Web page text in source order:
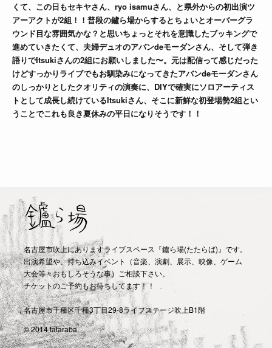
くて、この日もセキヤさん、ryo isamuさん、と県外からの初出演ツ
アーアクトが2組！！普段の鑪ら場からするとちょいとオーバーグラ
ウンド目な雰囲気かな？と思いちょっとそれを意識したブッキングで
進めていきたくて、夫婦デュオのアバンdeモーダンさん、そして弾き
語りでItsukiさんの2組にお願いしました〜。元は配信って感じだった
けどすっかりライブでもお馴染みになってきたアバンdeモーダンさん
のしっかりとしたクオリティの演奏に、DIYで確実にソロアーティス
トとして成長し続けているItsukiさん、そこに新鮮な初登場勢2組とい
うことでこれも良き夏休みの平日になりそうです！！
名古屋市吹上にありますライブスペース『鑪ら場(たたらば)』です。
出演希望や、持ち込みイベント（音楽、演劇、展示、映像、ゲーム
大会等々おもしろそうな事）ご相談下さい。
チケットのご予約もお待ちしてます！！
名古屋市千種区千種3丁目29-8ライフステージ吹上B1階
© 2014 tataraba.